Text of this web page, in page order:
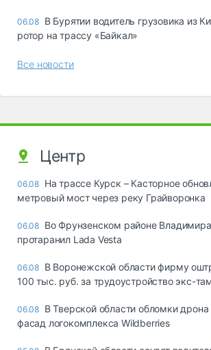
06.08 В Бурятии водитель грузовика из
ротор на трассу «Байкал»
Все новости
Центр
06.08 На трассе Курск – Касторное
метровый мост через реку Грайворонка
06.08 Во Фрунзенском районе
протаранил Lada Vesta
06.08 В Воронежской области фирму
100 тыс. руб. за трудоустройство экс-
06.08 В Тверской области обломки
фасад логокомплекса Wildberries